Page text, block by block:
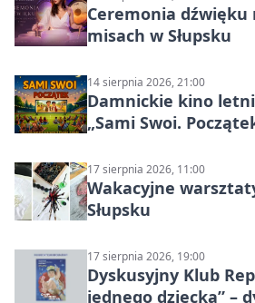
Ceremonia dźwięku
misach w Słupsku
14 sierpnia 2026, 21:00
Damnickie kino
„Sami Swoi.
17 sierpnia 2026, 11:00
Wakacyjne
Słupsku
17 sierpnia 2026, 19:00
Dyskusyjny Klub
jednego dziecka” –